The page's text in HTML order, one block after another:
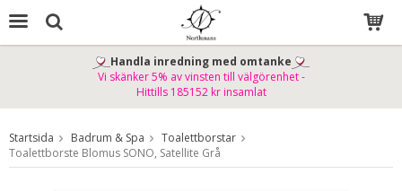
Produkten har blivit tillagd i varukorgen
Handla inredning med omtanke
Vi skänker 5% av vinsten till välgörenhet -
Hittills 185152 kr insamlat
Startsida Badrum & Spa
Toalettborstar
Toalettborste Blomus SONO, Satellite Grå